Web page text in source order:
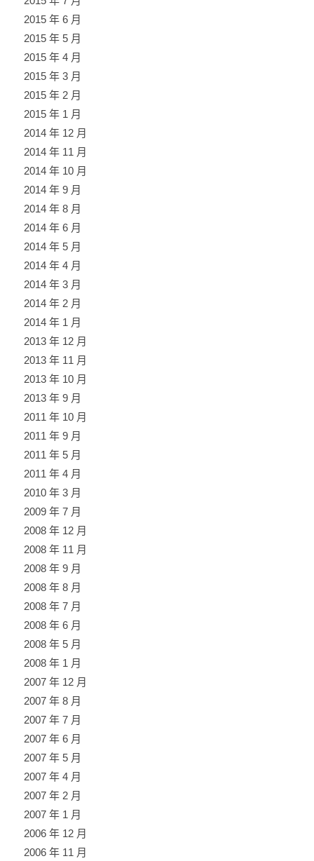
2015 年 6 月
2015 年 5 月
2015 年 4 月
2015 年 3 月
2015 年 2 月
2015 年 1 月
2014 年 12 月
2014 年 11 月
2014 年 10 月
2014 年 9 月
2014 年 8 月
2014 年 6 月
2014 年 5 月
2014 年 4 月
2014 年 3 月
2014 年 2 月
2014 年 1 月
2013 年 12 月
2013 年 11 月
2013 年 10 月
2013 年 9 月
2011 年 10 月
2011 年 9 月
2011 年 5 月
2011 年 4 月
2010 年 3 月
2009 年 7 月
2008 年 12 月
2008 年 11 月
2008 年 9 月
2008 年 8 月
2008 年 7 月
2008 年 6 月
2008 年 5 月
2008 年 1 月
2007 年 12 月
2007 年 8 月
2007 年 7 月
2007 年 6 月
2007 年 5 月
2007 年 4 月
2007 年 2 月
2007 年 1 月
2006 年 12 月
2006 年 11 月